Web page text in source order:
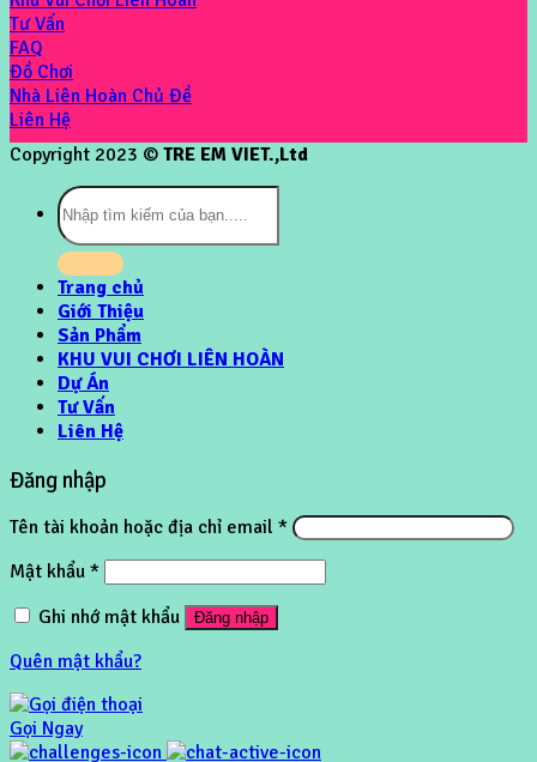
Tư Vấn
FAQ
Đồ Chơi
Nhà Liên Hoàn Chủ Đề
Liên Hệ
Copyright 2023 © TRE EM VIET.,Ltd
Tìm
kiếm:
Trang chủ
Giới Thiệu
Sản Phẩm
KHU VUI CHƠI LIÊN HOÀN
Dự Án
Tư Vấn
Liên Hệ
Đăng nhập
Tên tài khoản hoặc địa chỉ email *
Mật khẩu *
Ghi nhớ mật khẩu
Đăng nhập
Quên mật khẩu?
Gọi Ngay